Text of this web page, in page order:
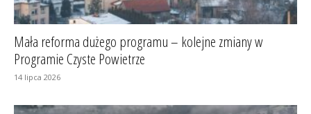
Mała reforma dużego programu – kolejne zmiany w
Programie Czyste Powietrze
14 lipca 2026